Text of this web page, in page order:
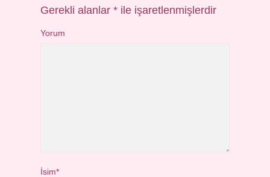
Gerekli alanlar* ile işaretlenmişlerdir
Yorum
İsim*